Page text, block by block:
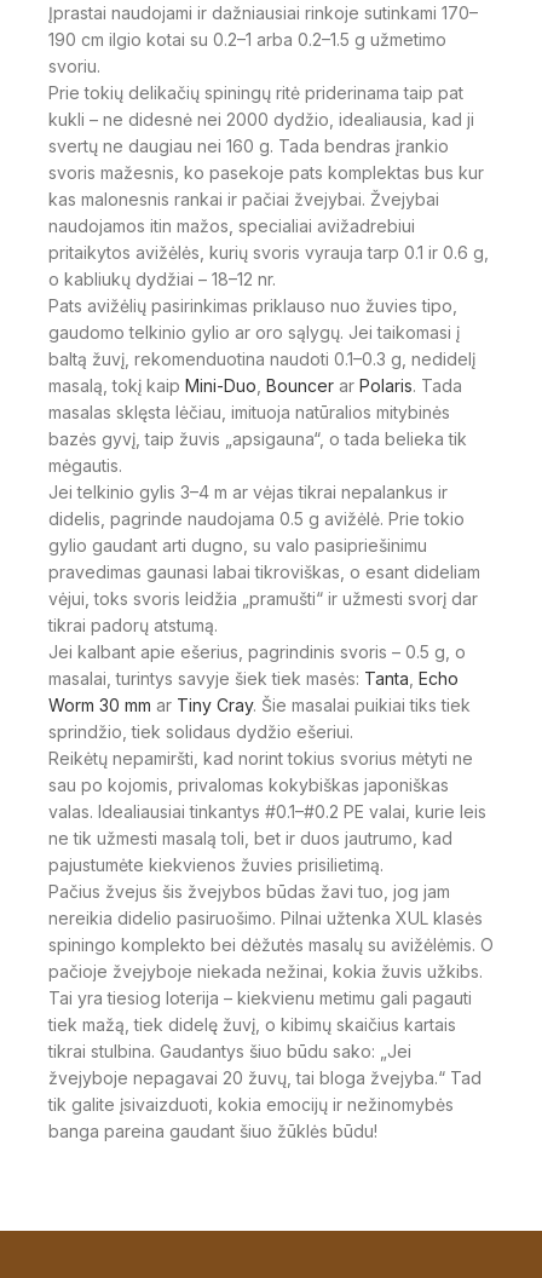
Įprastai naudojami ir dažniausiai rinkoje sutinkami 170–
190 cm ilgio kotai su 0.2–1 arba 0.2–1.5 g užmetimo
svoriu.
Prie tokių delikačių spiningų ritė priderinama taip pat
kukli – ne didesnė nei 2000 dydžio, idealiausia, kad ji
svertų ne daugiau nei 160 g. Tada bendras įrankio
svoris mažesnis, ko pasekoje pats komplektas bus kur
kas malonesnis rankai ir pačiai žvejybai. Žvejybai
naudojamos itin mažos, specialiai avižadrebiui
pritaikytos avižėlės, kurių svoris vyrauja tarp 0.1 ir 0.6 g,
o kabliukų dydžiai – 18–12 nr.
Pats avižėlių pasirinkimas priklauso nuo žuvies tipo,
gaudomo telkinio gylio ar oro sąlygų. Jei taikomasi į
baltą žuvį, rekomenduotina naudoti 0.1–0.3 g, nedidelį
masalą, tokį kaip Mini-Duo Bouncer ar Polaris. Tada
masalas sklęsta lėčiau, imituoja natūralios mitybinės
bazės gyvį, taip žuvis „apsigauna“, o tada belieka tik
mėgautis.
Jei telkinio gylis 3–4 m ar vėjas tikrai nepalankus ir
didelis, pagrinde naudojama 0.5 g avižėlė. Prie tokio
gylio gaudant arti dugno, su valo pasipriešinimu
pravedimas gaunasi labai tikroviškas, o esant dideliam
vėjui, toks svoris leidžia „pramušti“ ir užmesti svorį dar
tikrai padorų atstumą.
Jei kalbant apie ešerius, pagrindinis svoris – 0.5 g, o
masalai, turintys savyje šiek tiek masės: Tanta Echo
Worm 30 mm ar Tiny Cray. Šie masalai puikiai tiks tiek
sprindžio, tiek solidaus dydžio ešeriui.
Reikėtų nepamiršti, kad norint tokius svorius mėtyti ne
sau po kojomis, privalomas kokybiškas japoniškas
valas. Idealiausiai tinkantys #0.1–#0.2 PE valai, kurie leis
ne tik užmesti masalą toli, bet ir duos jautrumo, kad
pajustumėte kiekvienos žuvies prisilietimą.
Pačius žvejus šis žvejybos būdas žavi tuo, jog jam
nereikia didelio pasiruošimo. Pilnai užtenka XUL klasės
spiningo komplekto bei dėžutės masalų su avižėlėmis. O
pačioje žvejyboje niekada nežinai, kokia žuvis užkibs.
Tai yra tiesiog loterija – kiekvienu metimu gali pagauti
tiek mažą, tiek didelę žuvį, o kibimų skaičius kartais
tikrai stulbina. Gaudantys šiuo būdu sako: „Jei
žvejyboje nepagavai 20 žuvų, tai bloga žvejyba.“ Tad
tik galite įsivaizduoti, kokia emocijų ir nežinomybės
banga pareina gaudant šiuo žūklės būdu!